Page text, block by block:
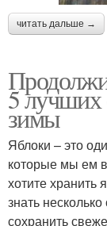
читать дальше →
5 лучших
зимы
Яблоки – это
которые мы ем
хотите хранить
знать
сохранить